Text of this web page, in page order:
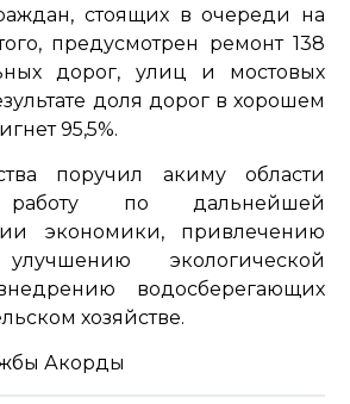
стоящих в очереди на
предусмотрен ремонт 138
дорог, улиц и мостовых
доля дорог в хорошем
95,5%.
поручил акиму области
работу по дальнейшей
экономики, привлечению
экологической
водосберегающих
хозяйстве.
Акорды